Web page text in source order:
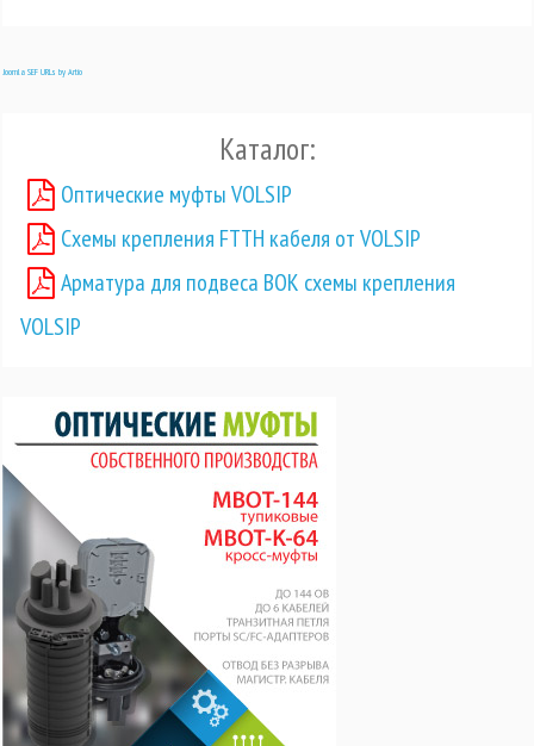
Joomla SEF URLs by Artio
Каталог:
Оптические муфты VOLSIP
Схемы крепления FTTH кабеля от VOLSIP
Арматура для подвеса ВОК схемы крепления
VOLSIP